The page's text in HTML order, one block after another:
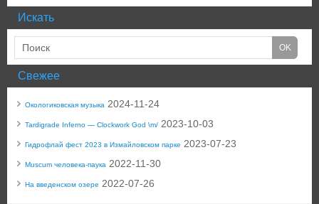
Искать
Свежее
Окологиковская музыка 2024-11-24
Tardigrade Inferno — Clockwork God \m/ 2023-10-03
Гидрофлай фест 2023 в Измайловском парке 2023-07-23
Muscum человека-паука 2022-11-30
На введенском озере 2022-07-26